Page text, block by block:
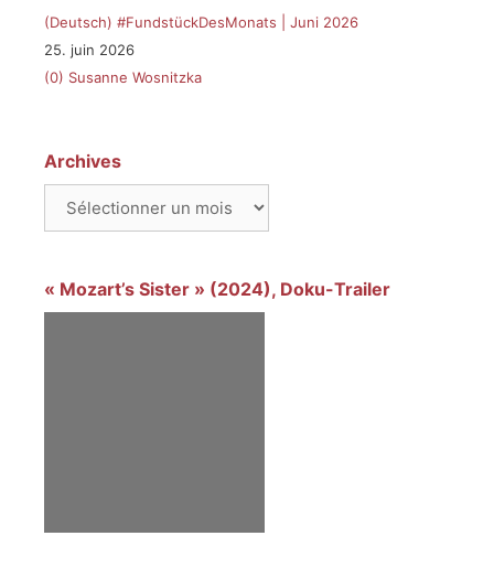
(Deutsch) #FundstückDesMonats | Juni 2026
25. juin 2026
(0) Susanne Wosnitzka
Archives
« Mozart’s Sister » (2024), Doku-Trailer